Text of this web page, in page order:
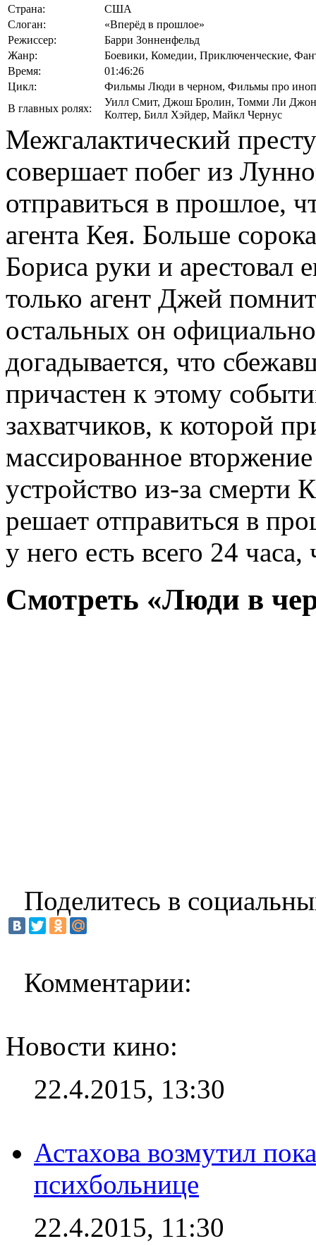
Страна:
США
Слоган:
«Вперёд в прошлое»
Режиссер:
Барри Зонненфельд
Жанр:
Боевики, Комедии, Приключенческие,
Время:
01:46:26
Цикл:
Фильмы Люди в черном, Фильмы про
В главных ролях:
Уилл Смит, Джош Бролин, Томми Ли
Колтер, Билл Хэйдер, Майкл Чернус
Межгалактический
совершает побег из
отправиться в прошлое,
агента Кея. Больше
Бориса руки и арестовал
только агент Джей
остальных он
догадывается, что
причастен к этому
захватчиков, к которой
массированное
устройство из-за смерти
решает отправиться в
у него есть всего 24
Смотреть «Люди в
Поделитесь в
Комментарии:
Новости кино:
22.4.2015, 13:30
Астахова возмутил
психбольнице
22.4.2015, 11:30